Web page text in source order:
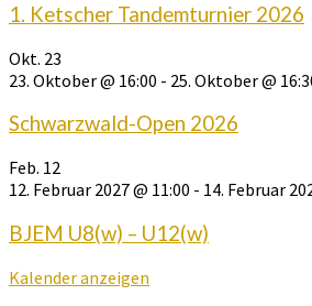
1. Ketscher Tandemturnier 2026
Okt. 23
23. Oktober @ 16:00 - 25. Oktober @
Schwarzwald-Open 2026
Feb. 12
12. Februar 2027 @ 11:00 - 14. Februar
BJEM U8(w) – U12(w)
Kalender anzeigen